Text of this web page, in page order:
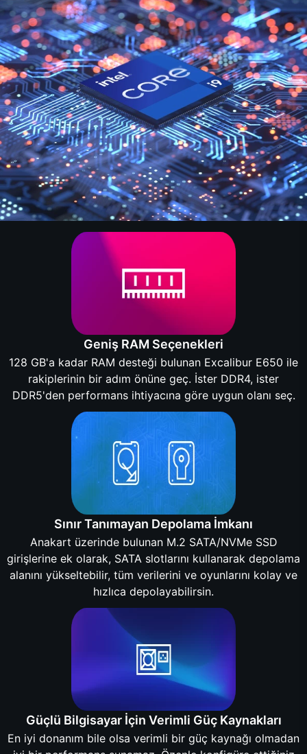
Geniş RAM Seçenekleri
128 GB'a kadar RAM desteği bulunan Excalibur E650 ile
rakiplerinin bir adım önüne geç. İster DDR4, ister
DDR5'den performans ihtiyacına göre uygun olanı seç.
Sınır Tanımayan Depolama İmkanı
Anakart üzerinde bulunan M.2 SATA/NVMe SSD
girişlerine ek olarak, SATA slotlarını kullanarak depolama
alanını yükseltebilir, tüm verilerini ve oyunlarını kolay ve
hızlıca depolayabilirsin.
Güçlü Bilgisayar İçin Verimli Güç Kaynakları
En iyi donanım bile olsa verimli bir güç kaynağı olmadan